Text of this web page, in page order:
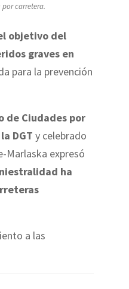
carretera.
objetivo del
graves en
para la prevención
de Ciudades por
DGT y celebrado
Marlaska expresó
ha
a las